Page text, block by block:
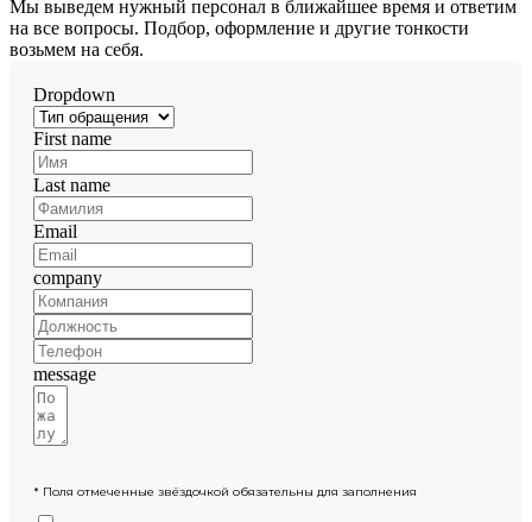
Мы выведем нужный персонал в ближайшее время и ответим
на все вопросы. Подбор, оформление и другие тонкости
возьмем на себя.
Dropdown
First name
Last name
Email
company
message
* Поля отмеченные звёздочкой обязательны для заполнения